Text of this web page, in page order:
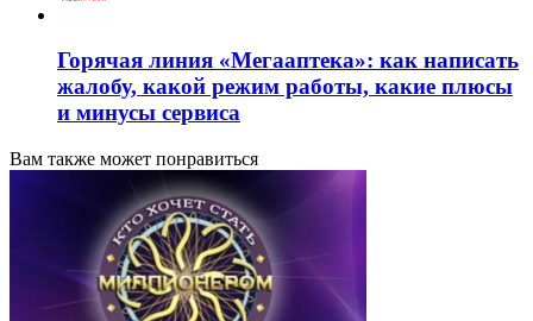
Горячая линия «Мегааптека»: как написать
жалобу, какой режим работы, какие плюсы
и минусы сервиса
Вам также может понравиться